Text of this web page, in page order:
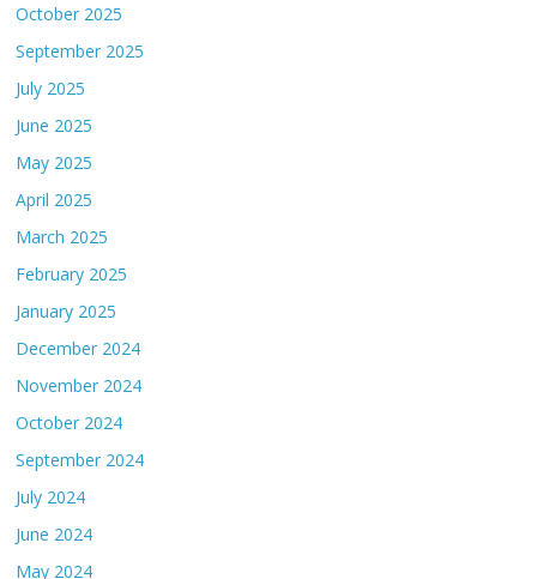
October 2025
September 2025
July 2025
June 2025
May 2025
April 2025
March 2025
February 2025
January 2025
December 2024
November 2024
October 2024
September 2024
July 2024
June 2024
May 2024